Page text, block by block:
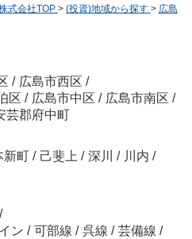
式会社TOP > (投資)地域から探す > 広島
/ 広島市西区 /
区 / 広島市中区 / 広島市南区 /
芸郡府中町
新町 / 己斐上 / 深川 / 川内 /
/
ン / 可部線 / 呉線 / 芸備線 /